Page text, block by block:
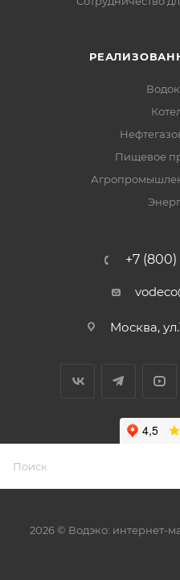
Пищевое
+7 (800)
Москва,
2026 © Водэко: интернет-